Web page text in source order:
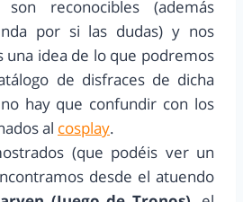
reconocibles (además
por si las dudas) y nos
idea de lo que podremos
de disfraces de dicha
hay que confundir con los
al cosplay.
(que podéis ver un
desde el atuendo